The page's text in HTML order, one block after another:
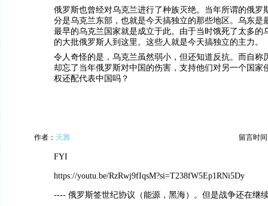
俄罗斯也曾经对乌克兰进行了种族灭绝。当年所谓的俄罗
分是乌克兰东部，也就是今天搞独立的那些地区。乌东是
最早的乌克兰国家就是成立于此。由于当时饿死了太多的
的大批俄罗斯人到这里。这些人就是今天搞独立的主力。
令人奇怪的是，乌克兰虽然弱小，但还知道反抗。而自称
却忘了当年俄罗斯对中国的伤害，支持他们对另一个国家
权还配代表中国吗？
作者： 天雅 留言时间
FYI
https://youtu.be/RzRwj9fIqsM?si=T238fW5Ep1RNi5Dy
---- 俄罗斯签世纪协议（能源，黑海）。但是战争还在继